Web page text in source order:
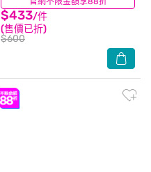
$433/件
(售價已折)
$600